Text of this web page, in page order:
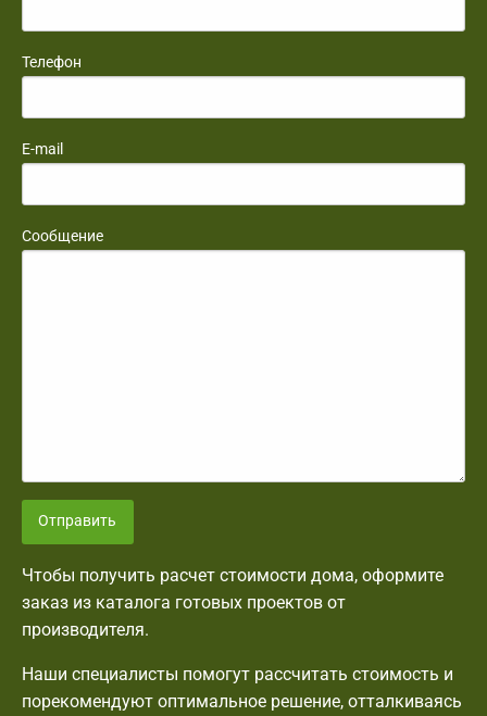
Телефон
E-mail
Сообщение
Отправить
Чтобы получить расчет стоимости дома, оформите
заказ из каталога готовых проектов от
производителя.
Наши специалисты помогут рассчитать стоимость и
порекомендуют оптимальное решение, отталкиваясь